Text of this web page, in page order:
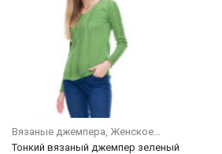
Вязаные джемпера Женское
Тонкий вязаный джемпер зеленый